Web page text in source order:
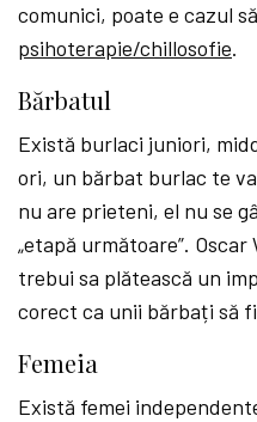
comunici, poate e cazul
psihoterapie/chillosofie.
Bărbatul
Există burlaci juniori,
ori, un bărbat burlac te
nu are prieteni, el nu se
„etapă următoare”.
trebui sa plătească un
corect ca unii bărbați să
Femeia
Există femei